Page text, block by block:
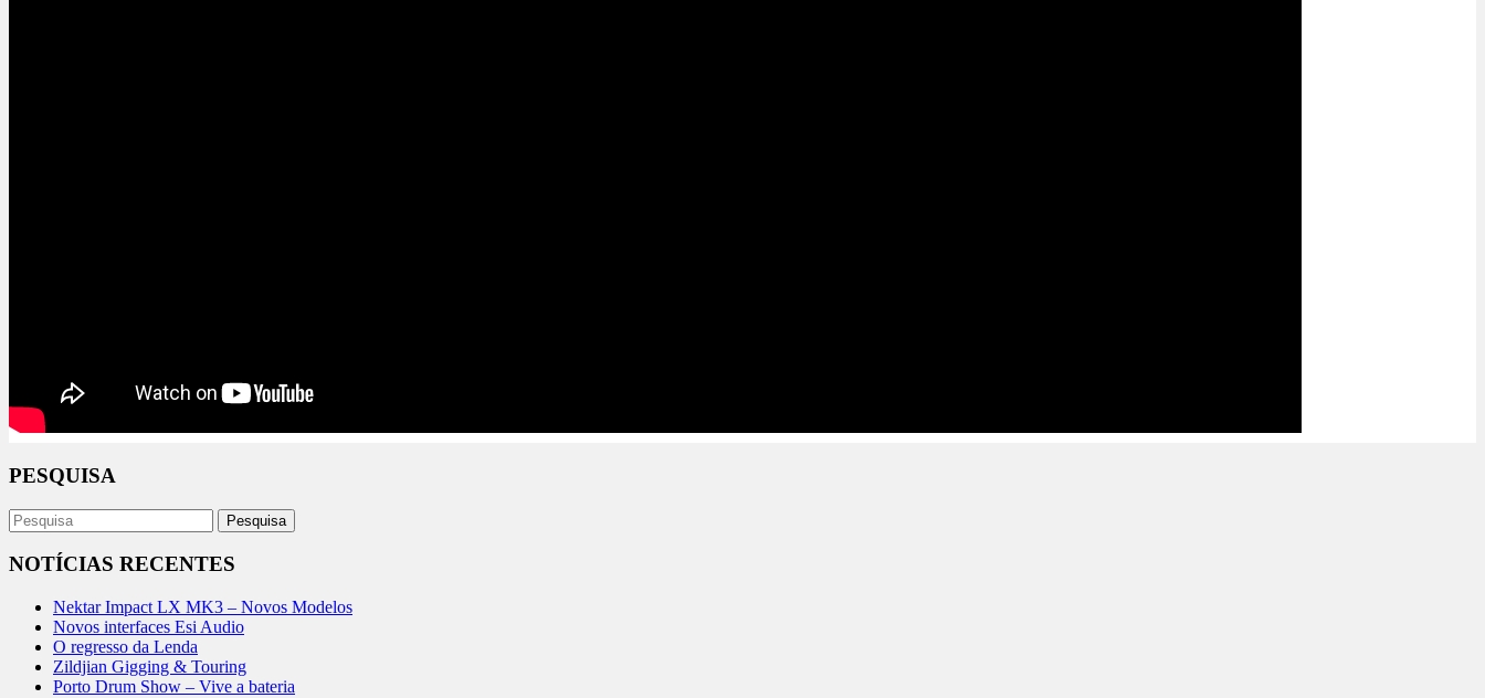
PESQUISA
NOTÍCIAS RECENTES
Nektar Impact LX MK3 – Novos Modelos
Novos interfaces Esi Audio
O regresso da Lenda
Zildjian Gigging & Touring
Porto Drum Show – Vive a bateria